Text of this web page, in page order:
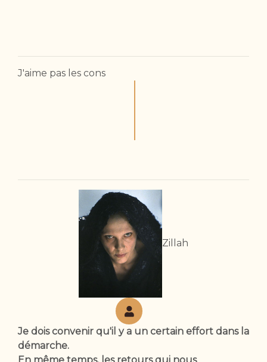
J'aime pas les cons
Zillah
Je dois convenir qu'il y a un certain effort dans la
démarche.